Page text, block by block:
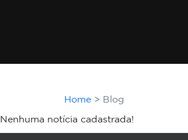
Home Blog
Nenhuma notícia cadastrada!